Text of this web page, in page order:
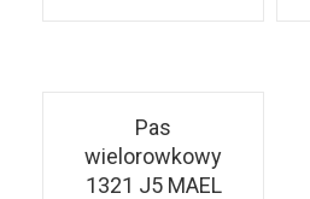
Pas
wielorowkowy
1321 J5 MAEL